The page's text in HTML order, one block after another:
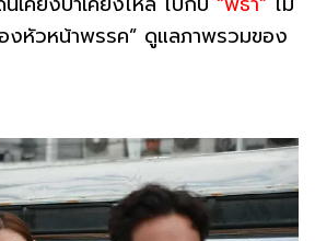
องหัวหน้าพรรค” ดูแลภาพรวมของ